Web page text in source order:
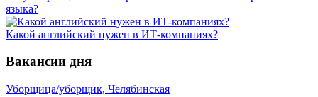
языка?
Какой английский нужен в ИТ-компаниях?
Вакансии дня
Уборщица/уборщик, Челябинская